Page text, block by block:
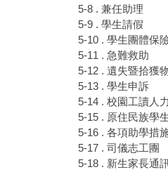
5-8 . 兼任助理
5-9 . 學生請假
5-10 . 學生團體保
5-11 . 急難救助
5-12 . 遺失暨拾獲
5-13 . 學生申訴
5-14 . 校園工讀人
5-15 . 原住民族學
5-16 . 各項助學措
5-17 . 司儀志工團
5-18 . 新生家長通